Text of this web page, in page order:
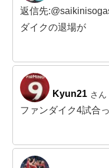
返信先
ダイクの退場が
Kyun21 さん
ファンダイク4試合